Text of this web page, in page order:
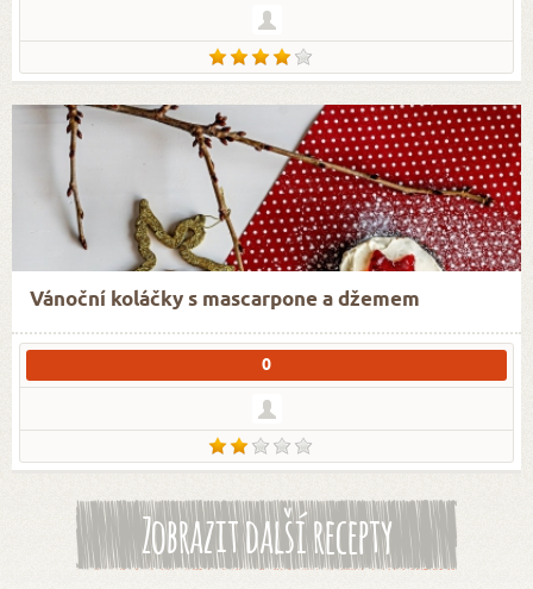
Vánoční koláčky s mascarpone a džemem
0
Zobrazit další recepty